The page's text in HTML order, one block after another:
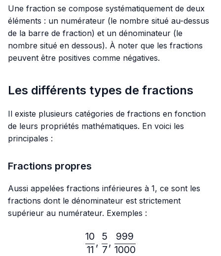
Une fraction se compose systématiquement de deux
éléments : un numérateur (le nombre situé au-dessus
de la barre de fraction) et un dénominateur (le
nombre situé en dessous). À noter que les fractions
peuvent être positives comme négatives.
Les différents types de fractions
Il existe plusieurs catégories de fractions en fonction
de leurs propriétés mathématiques. En voici les
principales :
Fractions propres
Aussi appelées fractions inférieures à 1, ce sont les
fractions dont le dénominateur est strictement
supérieur au numérateur. Exemples :
11
10
,
7
5
,
1000
999